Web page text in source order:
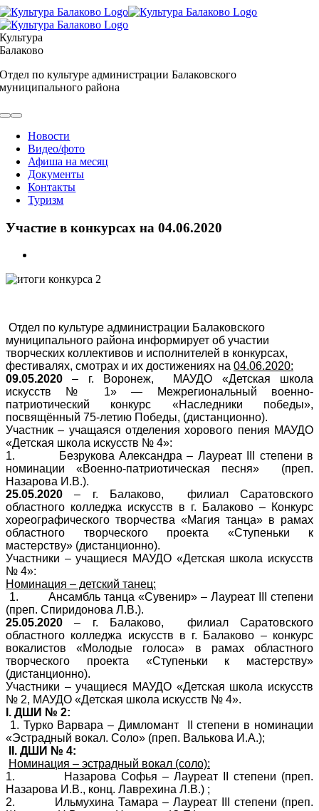
Skip
to
content
Культура
Балаково
Отдел по культуре администрации Балаковского
муниципального района
Toggle
NavigationНовости
Видео/фото
Афиша на месяц
Документы
Контакты
Туризм
Участие в конкурсах на 04.06.2020
Image
Отдел по культуре администрации Балаковского
муниципального района информирует об участии
творческих коллективов и исполнителей в конкурсах,
фестивалях, смотрах и их достижениях на 04.06.2020:
09.05.2020– г. Воронеж,
МАУДО «Детская школа
искусств № 1» —
Межрегиональный военно-
патриотический конкурс «Наследники победы»,
посвящённый 75-летию Победы, (дистанционно).
Участник – учащаяся отделения хорового пения МАУДО
«Детская школа искусств № 4»:
1.
Безрукова Александра – Лауреат
степени в
номинации «Военно-патриотическая песня»
(преп.
Назарова И.В.).
25.05.2020– г. Балаково,
филиал Саратовского
областного колледжа искусств в г. Балаково – Конкурс
хореографического творчества «Магия танца» в рамах
областного творческого проекта «Ступеньки к
мастерству» (дистанционно).
Участники – учащиеся МАУДО «Детская школа искусств
№ 4»:
Номинация – детский танец:
1.
Ансамбль танца «Сувенир» – Лауреат
степени
(преп. Спиридонова Л.В.).
25.05.2020– г. Балаково,
филиал Саратовского
областного колледжа искусств в г. Балаково – конкурс
вокалистов «Молодые голоса» в рамах областного
творческого проекта «Ступеньки к мастерству»
(дистанционно).
Участники – учащиеся МАУДО «Детская школа искусств
№ 2, МАУДО «Детская школа искусств № 4».
. ДШИ № 2:
1. Турко Варвара – Димломант
степени в номинации
«Эстрадный вокал. Соло» (преп. Валькова И.А.);
. ДШИ № 4:
Номинация – эстрадный вокал (соло):
1.
Назарова Софья– Лауреат
степени (преп.
Назарова И.В., конц. Лаврехина Л.В.) ;
2.
Ильмухина Тамара – Лауреат
степени (преп.